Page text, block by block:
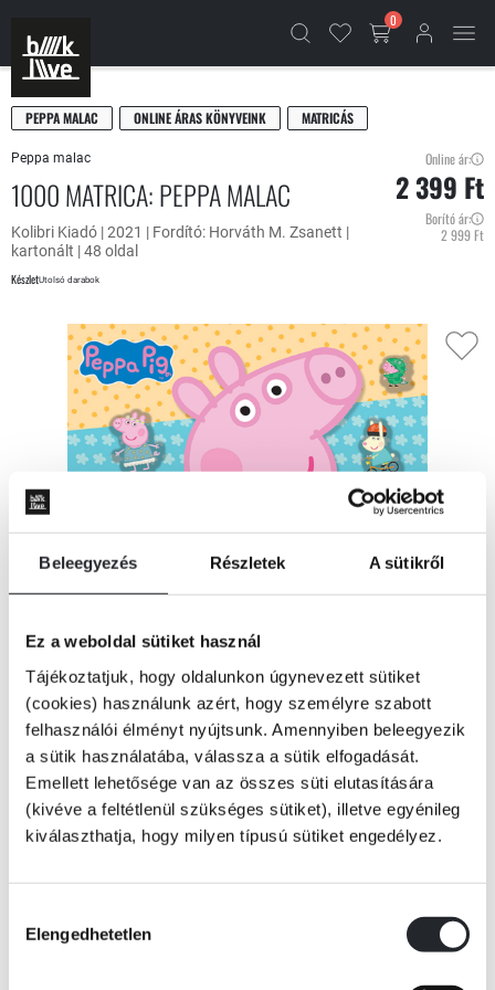
Beleegyezés Részletek A sütikről
Ez a weboldal sütiket használ
Tájékoztatjuk, hogy oldalunkon úgynevezett sütiket
(cookies) használunk azért, hogy személyre szabott
felhasználói élményt nyújtsunk. Amennyiben beleegyezik
a sütik használatába, válassza a sütik elfogadását.
Emellett lehetősége van az összes süti elutasítására
(kivéve a feltétlenül szükséges sütiket), illetve egyénileg
kiválaszthatja, hogy milyen típusú sütiket engedélyez.
kiválasztása
Elengedhetetlen
0
PEPPA MALAC ONLINE ÁRAS KÖNYVEINK MATRICÁS
Peppa malac
1000 MATRICA: PEPPA MALAC
Kolibri Kiadó | 2021 | Fordító: Horváth M. Zsanett |
kartonált | 48 oldal
KészletUtolsó darabok
Online ár:
2 399 Ft
Borító ár:
2 999 Ft